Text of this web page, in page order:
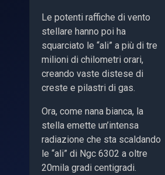
Le potenti raffiche di vento
stellare hanno poi ha
squarciato le “ali” a più di tre
milioni di chilometri orari,
creando vaste distese di
creste e pilastri di gas.
Ora, come nana bianca, la
stella emette un’intensa
radiazione che sta scaldando
le “ali” di Ngc 6302 a oltre
20mila gradi centigradi.